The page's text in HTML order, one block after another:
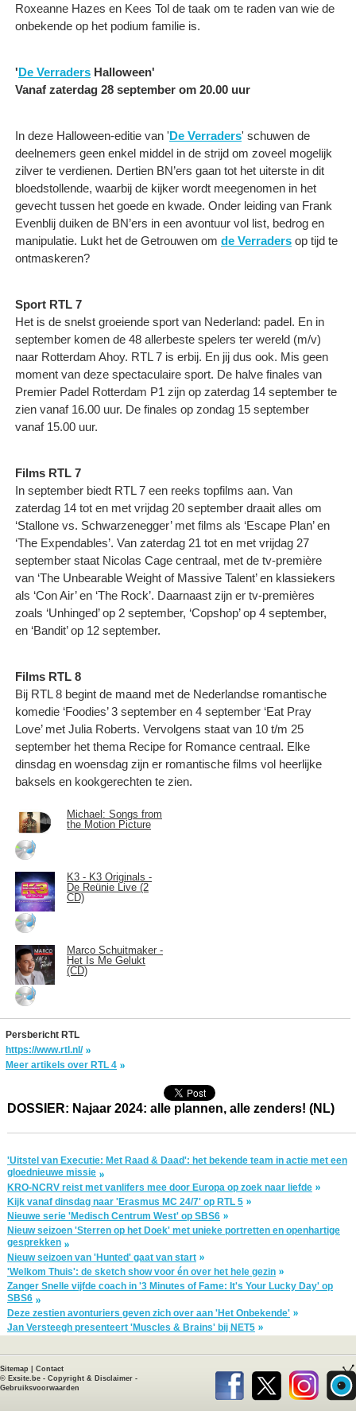
Roxeanne Hazes en Kees Tol de taak om te raden van wie de
onbekende op het podium familie is.
'De Verraders Halloween'
Vanaf zaterdag 28 september om 20.00 uur
In deze Halloween-editie van 'De Verraders' schuwen de
deelnemers geen enkel middel in de strijd om zoveel mogelijk
zilver te verdienen. Dertien BN’ers gaan tot het uiterste in dit
bloedstollende, waarbij de kijker wordt meegenomen in het
gevecht tussen het goede en kwade. Onder leiding van Frank
Evenblij duiken de BN’ers in een avontuur vol list, bedrog en
manipulatie. Lukt het de Getrouwen om de Verraders op tijd te
ontmaskeren?
Sport RTL 7
Het is de snelst groeiende sport van Nederland: padel. En in
september komen de 48 allerbeste spelers ter wereld (m/v)
naar Rotterdam Ahoy. RTL 7 is erbij. En jij dus ook. Mis geen
moment van deze spectaculaire sport. De halve finales van
Premier Padel Rotterdam P1 zijn op zaterdag 14 september te
zien vanaf 16.00 uur. De finales op zondag 15 september
vanaf 15.00 uur.
Films RTL 7
In september biedt RTL 7 een reeks topfilms aan. Van
zaterdag 14 tot en met vrijdag 20 september draait alles om
‘Stallone vs. Schwarzenegger’ met films als ‘Escape Plan’ en
‘The Expendables’. Van zaterdag 21 tot en met vrijdag 27
september staat Nicolas Cage centraal, met de tv-première
van ‘The Unbearable Weight of Massive Talent’ en klassiekers
als ‘Con Air’ en ‘The Rock’. Daarnaast zijn er tv-premières
zoals ‘Unhinged’ op 2 september, ‘Copshop’ op 4 september,
en ‘Bandit’ op 12 september.
Films RTL 8
Bij RTL 8 begint de maand met de Nederlandse romantische
komedie ‘Foodies’ 3 september en 4 september ‘Eat Pray
Love’ met Julia Roberts. Vervolgens staat van 10 t/m 25
september het thema Recipe for Romance centraal. Elke
dinsdag en woensdag zijn er romantische films vol heerlijke
baksels en kookgerechten te zien.
Michael: Songs from
the Motion Picture
K3 - K3 Originals -
De Reünie Live (2
CD)
Marco Schuitmaker -
Het Is Me Gelukt
(CD)
Persbericht RTL
https://www.rtl.nl/
Meer artikels over RTL 4
DOSSIER: Najaar 2024: alle plannen, alle zenders! (NL)
'Uitstel van Executie: Met Raad & Daad': het bekende team in actie met een
gloednieuwe missie
KRO-NCRV reist met vanlifers mee door Europa op zoek naar liefde
Kijk vanaf dinsdag naar 'Erasmus MC 24/7' op RTL 5
Nieuwe serie 'Medisch Centrum West' op SBS6
Nieuw seizoen 'Sterren op het Doek' met unieke portretten en openhartige
gesprekken
Nieuw seizoen van 'Hunted' gaat van start
'Welkom Thuis': de sketch show voor én over het hele gezin
Zanger Snelle vijfde coach in '3 Minutes of Fame: It's Your Lucky Day' op
SBS6
Deze zestien avonturiers geven zich over aan 'Het Onbekende'
Jan Versteegh presenteert 'Muscles & Brains' bij NET5
Sitemap
Contact
© Exsite.be - Copyright & Disclaimer -
Gebruiksvoorwaarden